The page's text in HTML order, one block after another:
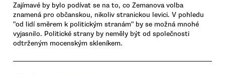
Zajímavé by bylo podívat se na to, co Zemanova volba
znamená pro občanskou, nikoliv stranickou levici. V pohledu
"od lidí směrem k politickým stranám" by se možná mnohé
vyjasnilo. Politické strany by neměly být od společnosti
odtrženým mocenským skleníkem.